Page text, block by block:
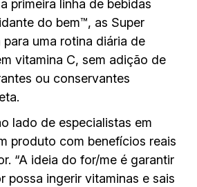
primeira linha de bebidas
do bem™, as Super
uma rotina diária de
vitamina C, sem adição de
ou conservantes
lado de especialistas em
produto com benefícios reais
“A ideia do for/me é garantir
possa ingerir vitaminas e sais